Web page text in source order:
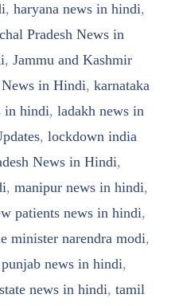
, haryana news in hindi,
Pradesh News in
, Jammu and Kashmir
News in Hindi, karnataka
in hindi, ladakh news in
, lockdown india
News in Hindi,
, manipur news in hindi,
patients news in hindi,
minister narendra modi,
punjab news in hindi,
state news in hindi, tamil